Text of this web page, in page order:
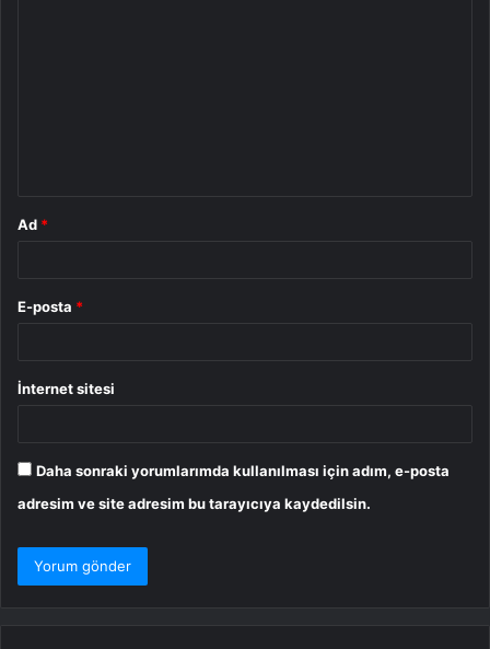
Ad *
E-posta *
İnternet sitesi
Daha sonraki yorumlarımda kullanılması için adım, e-posta
adresim ve site adresim bu tarayıcıya kaydedilsin.